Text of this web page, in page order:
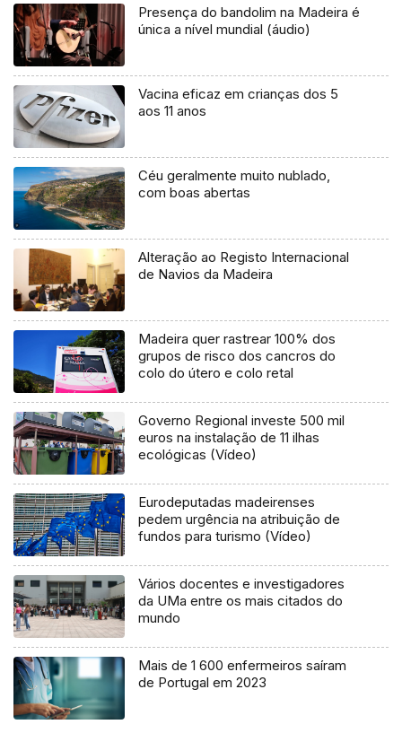
Presença do bandolim na Madeira é
única a nível mundial (áudio)
Vacina eficaz em crianças dos 5
aos 11 anos
Céu geralmente muito nublado,
com boas abertas
Alteração ao Registo Internacional
de Navios da Madeira
Madeira quer rastrear 100% dos
grupos de risco dos cancros do
colo do útero e colo retal
Governo Regional investe 500 mil
euros na instalação de 11 ilhas
ecológicas (Vídeo)
Eurodeputadas madeirenses
pedem urgência na atribuição de
fundos para turismo (Vídeo)
Vários docentes e investigadores
da UMa entre os mais citados do
mundo
Mais de 1 600 enfermeiros saíram
de Portugal em 2023